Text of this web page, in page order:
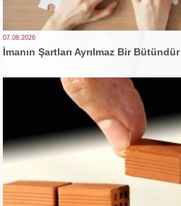
07.08.2026
İmanın Şartları Ayrılmaz Bir Bütündür